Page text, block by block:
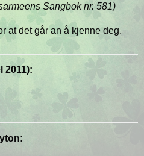
Sangbok nr. 581)
at det går an å kjenne deg.
2011):